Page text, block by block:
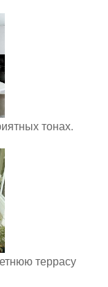
тонах.
террасу